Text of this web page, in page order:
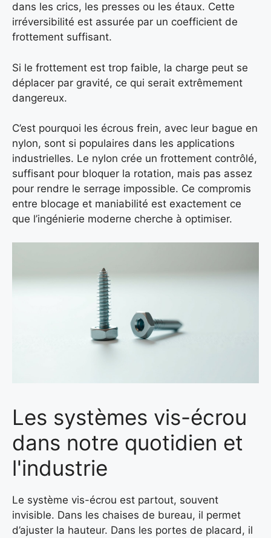
dans les crics, les presses ou les étaux. Cette
irréversibilité est assurée par un coefficient de
frottement suffisant.
Si le frottement est trop faible, la charge peut se
déplacer par gravité, ce qui serait extrêmement
dangereux.
C’est pourquoi les écrous frein, avec leur bague en
nylon, sont si populaires dans les applications
industrielles. Le nylon crée un frottement contrôlé,
suffisant pour bloquer la rotation, mais pas assez
pour rendre le serrage impossible. Ce compromis
entre blocage et maniabilité est exactement ce
que l’ingénierie moderne cherche à optimiser.
Les systèmes vis-écrou
dans notre quotidien et
l'industrie
Le système vis-écrou est partout, souvent
invisible. Dans les chaises de bureau, il permet
d’ajuster la hauteur. Dans les portes de placard, il